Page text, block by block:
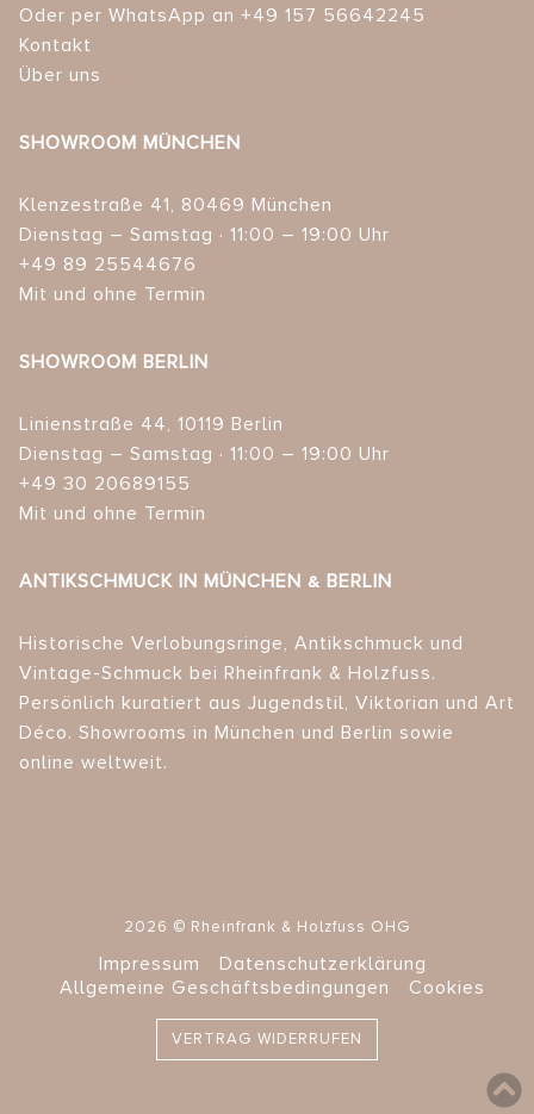
Oder per WhatsApp an +49 157 56642245
Kontakt
Über uns
SHOWROOM MÜNCHEN
Klenzestraße 41, 80469 München
Dienstag – Samstag · 11:00 – 19:00 Uhr
+49 89 25544676
Mit und ohne Termin
SHOWROOM BERLIN
Linienstraße 44, 10119 Berlin
Dienstag – Samstag · 11:00 – 19:00 Uhr
+49 30 20689155
Mit und ohne Termin
ANTIKSCHMUCK IN MÜNCHEN & BERLIN
Historische Verlobungsringe, Antikschmuck und
Vintage-Schmuck bei Rheinfrank & Holzfuss.
Persönlich kuratiert aus Jugendstil, Viktorian und Art
Déco. Showrooms in München und Berlin sowie
online weltweit.
2026 © Rheinfrank & Holzfuss OHG
Impressum
Datenschutzerklärung
Allgemeine Geschäftsbedingungen
Cookies
VERTRAG WIDERRUFEN